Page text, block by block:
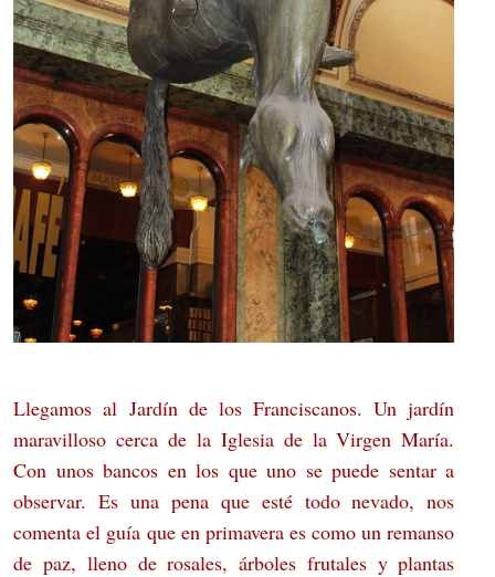
Llegamos al Jardín de los Franciscanos. Un jardín
maravilloso cerca de la Iglesia de la Virgen María.
Con unos bancos en los que uno se puede sentar a
observar. Es una pena que esté todo nevado, nos
comenta el guía que en primavera es como un remanso
de paz, lleno de rosales, árboles frutales y plantas